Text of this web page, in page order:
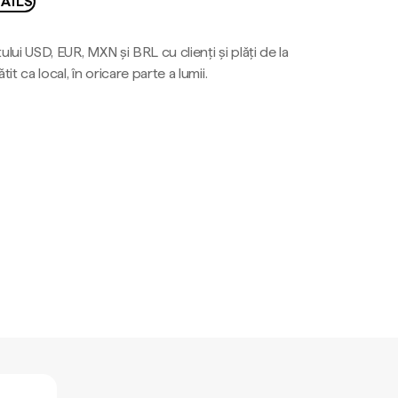
USD, EUR, MXN și BRL cu clienți și plăți de la
ca local, în oricare parte a lumii.